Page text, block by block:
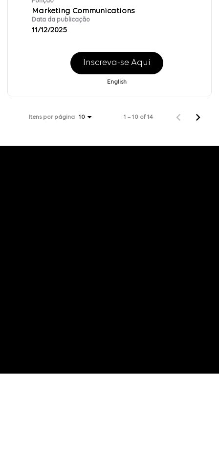
Marketing Communications
Data da publicação
11/12/2025
Inscreva-se Aqui
English
Itens por página 10 1 – 10 of 14